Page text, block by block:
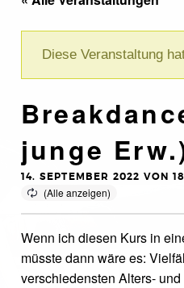
Diese Veranstaltung
junge
14. SEPTEMBER 2022 VON
Wenn ich diesen Kurs in
müsste dann wäre es:
verschiedensten Alters-